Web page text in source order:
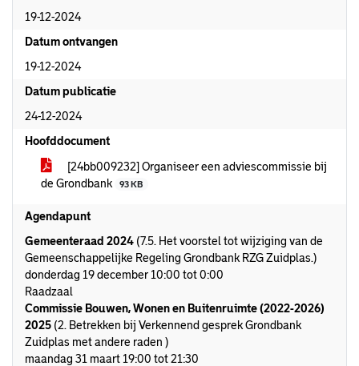
19-12-2024
Datum ontvangen
19-12-2024
Datum publicatie
24-12-2024
Hoofddocument
[24bb009232] Organiseer een adviescommissie bij
de Grondbank
93 KB
Agendapunt
Gemeenteraad 2024 (7.5. Het voorstel tot wijziging van de
Gemeenschappelijke Regeling Grondbank RZG Zuidplas.)
donderdag 19 december 10:00 tot 0:00
Raadzaal
Commissie Bouwen, Wonen en Buitenruimte (2022-2026)
2025 (2. Betrekken bij Verkennend gesprek Grondbank
Zuidplas met andere raden )
maandag 31 maart 19:00 tot 21:30